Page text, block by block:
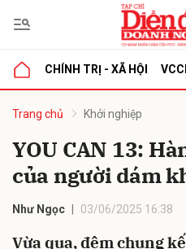
CHÍNH TRỊ - XÃ HỘI VCCI
Trang chủ Khởi nghiệp
YOU CAN 13:
của người dám
Như Ngọc 03/06/2025 16:38
Vừa qua, đêm chung
luận